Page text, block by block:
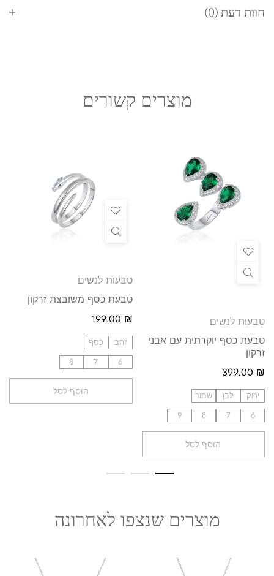
חוות דעת (0)
מוצרים קשורים
טבעות לנשים
טבעת כסף יוקרתית עם אבני
זרקון
399.00 ₪
ירוק לבן
שחור
6
7
8
9
הוסף לסל
טבעות לנשים
טבעת כסף משובצת זרקון
199.00 ₪
זהב
כסף
6
7
8
הוסף לסל
מוצרים שנצפו לאחרונה